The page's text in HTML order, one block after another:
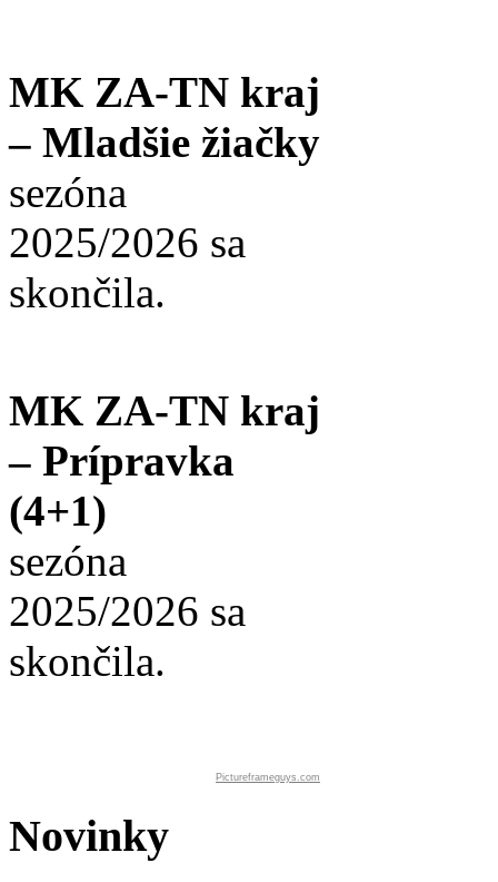
MK ZA-TN kraj
– Mladšie žiačky
sezóna
2025/2026 sa
skončila.
MK ZA-TN kraj
– Prípravka
(4+1)
sezóna
2025/2026 sa
skončila.
Pictureframeguys.com
Novinky